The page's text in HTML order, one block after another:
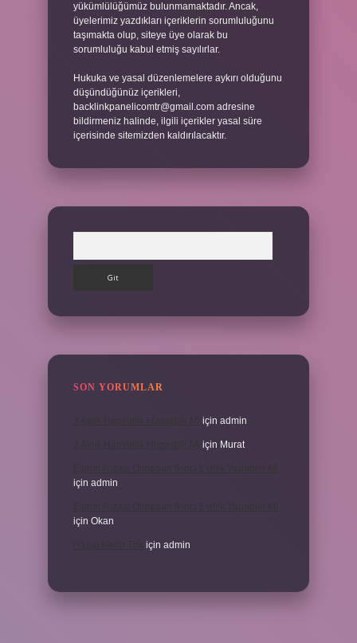
yükümlülüğümüz bulunmamaktadır. Ancak,
üyelerimiz yazdıkları içeriklerin sorumluluğunu
taşımakta olup, siteye üye olarak bu
sorumluluğu kabul etmiş sayılırlar.
Hukuka ve yasal düzenlemelere aykırı olduğunu
düşündüğünüz içerikleri,
backlinkpanelicomtr@gmail.com adresine
bildirmeniz halinde, ilgili içerikler yasal süre
içerisinde sitemizden kaldırılacaktır.
SON YORUMLAR
için admin
için Murat
için admin
için Okan
için admin